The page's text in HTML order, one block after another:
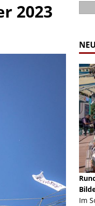
2023
mal einen Blick
dem Jahr 2022. Am
Im